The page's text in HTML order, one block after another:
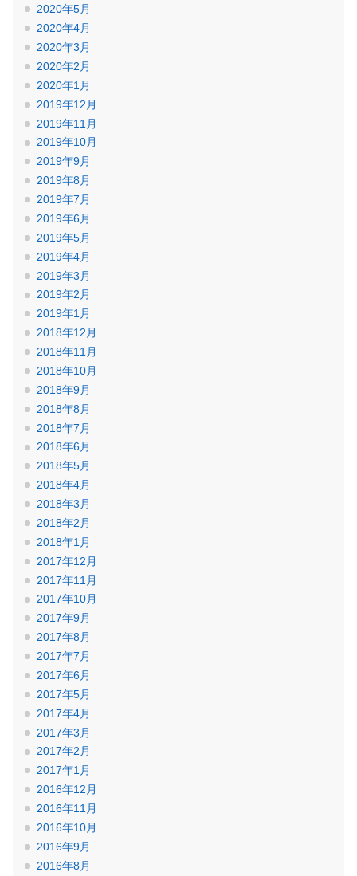
2020年5月
2020年4月
2020年3月
2020年2月
2020年1月
2019年12月
2019年11月
2019年10月
2019年9月
2019年8月
2019年7月
2019年6月
2019年5月
2019年4月
2019年3月
2019年2月
2019年1月
2018年12月
2018年11月
2018年10月
2018年9月
2018年8月
2018年7月
2018年6月
2018年5月
2018年4月
2018年3月
2018年2月
2018年1月
2017年12月
2017年11月
2017年10月
2017年9月
2017年8月
2017年7月
2017年6月
2017年5月
2017年4月
2017年3月
2017年2月
2017年1月
2016年12月
2016年11月
2016年10月
2016年9月
2016年8月